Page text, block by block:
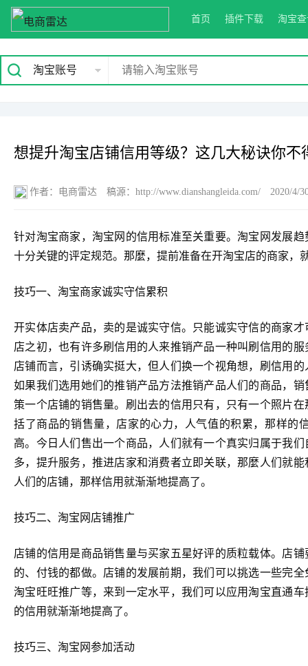
首页 插件下载 淘宝
淘宝账号
想提升淘宝店铺信用等级？这几大秘诀你不
作者：电商雷达 稿源：http://www.dianshangleida.com/ 2020/4/
针对淘宝商家，淘宝网的信用标准至关重要。淘宝网发展
十分关键的评定规范。那麼，提前准备在开淘宝店的商家，
技巧一、淘宝商家诚实守信累积
开实体店卖产品，卖的是诚实守信。只能诚实守信的商家
店之初，也有许多刷信用的人来推销产品一种叫刷信用的
店铺而言，引诱确实挺大，但人们换一个视角想，刷信用
如果我们选用她们的推销产品方法推销产品人们的商品，
策一个店铺的销售量。刷出去的信用只有，只有一个照片
括了商品的销售量，店家的心力，人气值的积累，那样的
高。今日人们售出一个商品，人们就有一个真实归属于我
多，提升服务，推进店家和消费者立即关联，那麼人们就
人们的店铺，那样信用就渐渐地提高了。
技巧二、淘宝网店铺推广
店铺的信用是商品销售量与买家五星好评的质粒载体。店
的、付钱的都做。店铺的发展前期，我们可以挑选一些完
淘宝旺旺推广等，来到一定水平，我们可以应用淘宝直通
的信用就渐渐地提高了。
技巧三、淘宝网参加活动